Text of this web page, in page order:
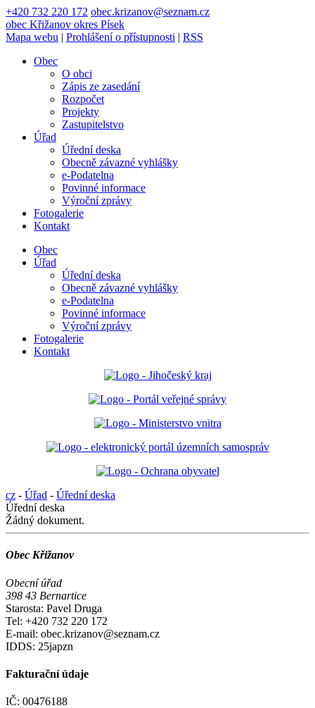
+420 732 220 172 obec.krizanov@seznam.cz
obec Křižanov okres Písek
Mapa webu | Prohlášení o přístupnosti | RSS
Obec
O obci
Zápis ze zasedání
Rozpočet
Projekty
Zastupitelstvo
Úřad
Úřední deska
Obecně závazné vyhlášky
e-Podatelna
Povinné informace
Výroční zprávy
Fotogalerie
Kontakt
Obec
Úřad
Úřední deska
Obecně závazné vyhlášky
e-Podatelna
Povinné informace
Výroční zprávy
Fotogalerie
Kontakt
cz - Úřad - Úřední deska
Úřední deska
Žádný dokument.
Obec Křižanov
Obecní úřad
398 43 Bernartice
Starosta: Pavel Druga
Tel: +420 732 220 172
E-mail: obec.krizanov@seznam.cz
IDDS: 25japzn
Fakturační údaje
IČ: 00476188